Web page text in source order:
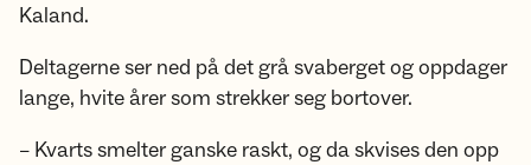
Kaland.
Deltagerne ser ned på det grå svaberget og oppdager
lange, hvite årer som strekker seg bortover.
– Kvarts smelter ganske raskt, og da skvises den opp